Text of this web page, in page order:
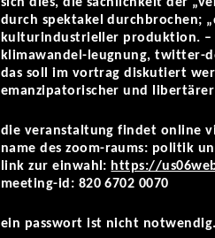
durch spektakel durchbrochen;
kulturindustrieller produktion. –
klimawandel-leugnung, twitter-
das soll im vortrag diskutiert
emanzipatorischer und
die veranstaltung findet online
name des zoom-raums: politik
link zur einwahl: https://
meeting-id: 820 6702 0070
ein passwort ist nicht